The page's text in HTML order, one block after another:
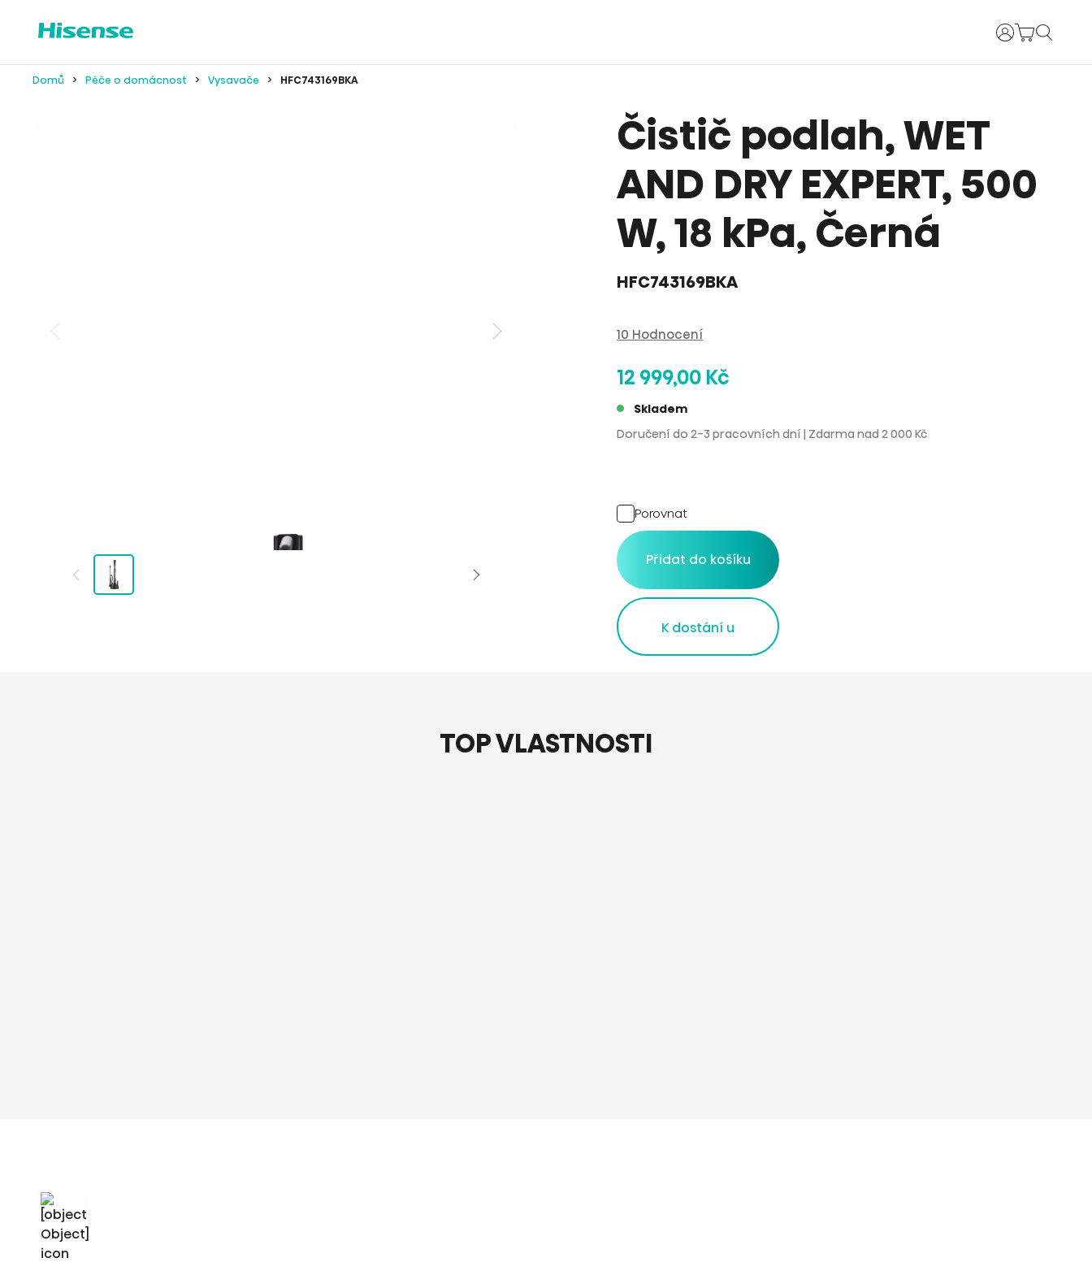
Uživatelské
Domů Péče o domácnost Vysavače HFC743169BKA
Čistič podlah, WET
AND DRY EXPERT, 500
W, 18 kPa, Černá
HFC743169BKA
10 Hodnocení
12 999,00 Kč
Skladem
Doručení do 2-3 pracovních dní | Zdarma nad 2 000 Kč
Porovnat
Přidat do košíku
K dostání u
TOP VLASTNOSTI